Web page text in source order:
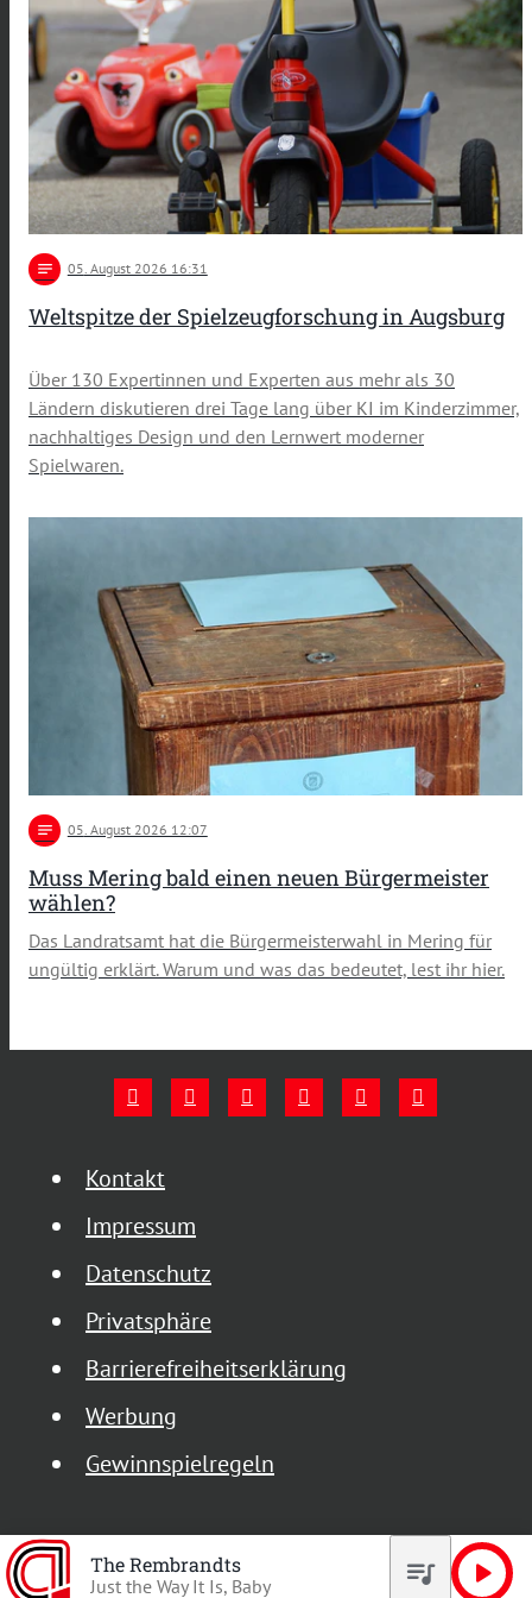
notes 05. August 2026 16:31
Weltspitze der Spielzeugforschung in Augsburg
Über 130 Expertinnen und Experten aus mehr als 30
Ländern diskutieren drei Tage lang über KI im Kinderzimmer,
nachhaltiges Design und den Lernwert moderner
Spielwaren.
notes 05. August 2026 12:07
Muss Mering bald einen neuen Bürgermeister
wählen?
Das Landratsamt hat die Bürgermeisterwahl in Mering für
ungültig erklärt. Warum und was das bedeutet, lest ihr hier.
Kontakt
Impressum
Datenschutz
Privatsphäre
Barrierefreiheitserklärung
Werbung
Gewinnspielregeln
The Rembrandts
Just the Way It Is, Baby play_arrow
queue_music